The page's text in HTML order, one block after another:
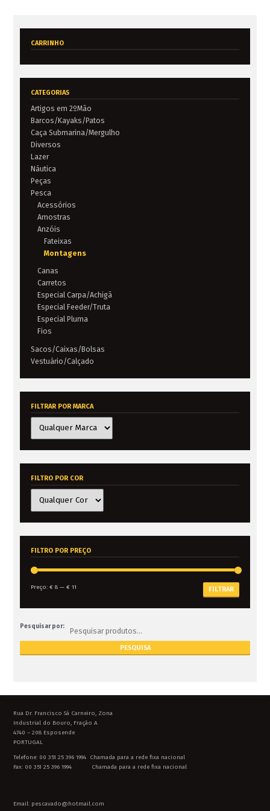
CARRINHO
CATEGORIAS
Artigos em 2ºMão
Barcos/Kayaks/Patos
Caça Submarina/Mergulho
Diversos
Lazer
Náutica
Peças
Pesca
Acessórios
Amostras
Anzóis
Fateixas
Montagens
Canas
Carretos
Especial Carpa/Achigã
Especial Feeder/Truta
Especial Pluma
Fios
Sacos/Caixas/Bolsas
Vestuário/Calçado
FILTRAR POR MARCA
FILTRO POR COR
FILTRO POR PREÇO
FILTRAR
Preço:€ 8 —€ 11
Pesquisar por:
Rua Dr. Francisco Sá Carneiro, Zona
Industrial do Bouro, Fração A
4740 – 208 Esposende
PORTUGAL
Telefone: 00 351 25 396 1994 Chamada para a rede fixa nacional
Fax: 00 351 25 396 1994 Chamada para a rede fixa nacional
Email: pescavado@hotmail.com
- Diversos
A Pescávado
Politica de Privacidade
Galeria de Imagens
Notícias
Eventos
€ 0,00